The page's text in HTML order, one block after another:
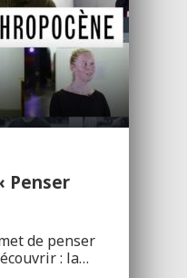
Penser
de penser
: la…